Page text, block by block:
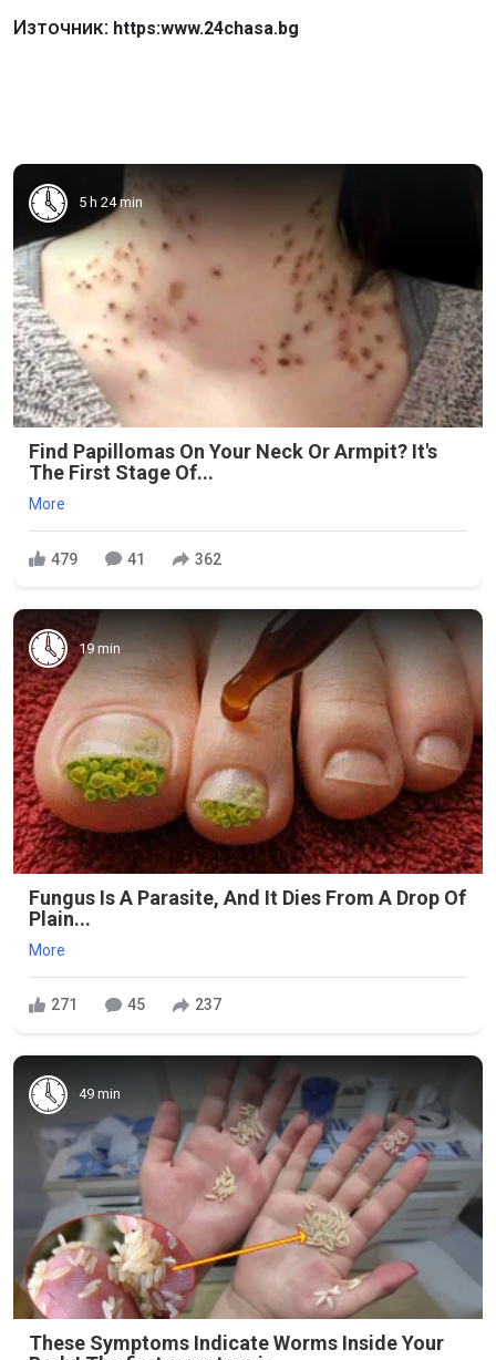
Източник: https:www.24chasa.bg
5 h 24 min
Find Papillomas On Your Neck Or Armpit? It's
The First Stage Of...
More
479 41 362
19 min
Fungus Is A Parasite, And It Dies From A Drop Of
Plain...
More
271 45 237
49 min
These Symptoms Indicate Worms Inside Your